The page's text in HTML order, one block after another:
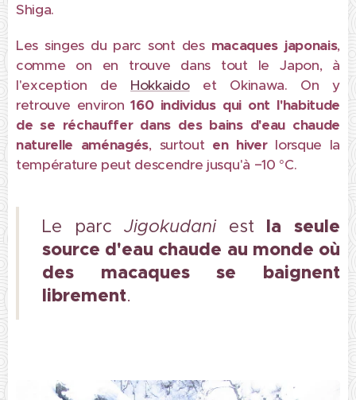
Shiga.
Les singes du parc sont desmacaques japonais,
comme on en trouve dans tout le Japon, à
l'exception de Hokkaidoet Okinawa. On y
retrouve environ160 individus qui ont l'habitude
de se réchauffer dans des bains d'eau chaude
naturelle aménagés, surtout en hiverlorsque la
température peut descendre jusqu'à −10 °C.
Le parcJigokudaniest la seule
source d'eau chaude au monde où
des macaques se baignent
librement.